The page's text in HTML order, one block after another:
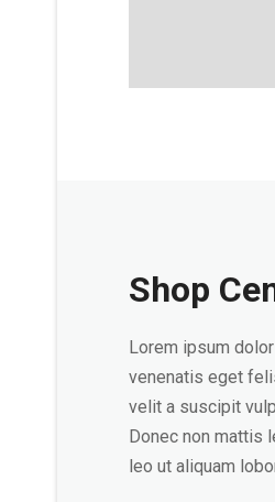
Shop
Lorem ipsum
venenatis eget
velit a suscipit
Donec non mattis
leo ut aliquam